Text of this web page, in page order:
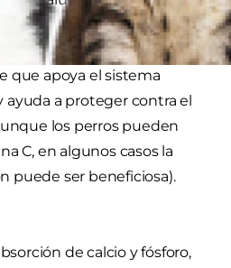
que apoya el sistema
a proteger contra el
los perros pueden
C, en algunos casos la
puede ser beneficiosa).
de calcio y fósforo,